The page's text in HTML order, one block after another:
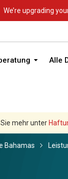
We’re upgrading
Alle
mehr unter
Bahamas